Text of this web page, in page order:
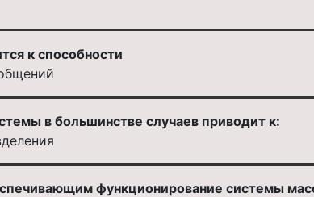
к способности
в большинстве случаев приводит к:
функционирование системы